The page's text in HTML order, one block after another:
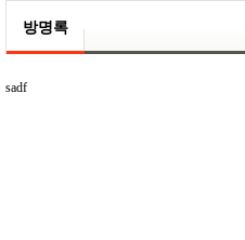
방명록
sadf